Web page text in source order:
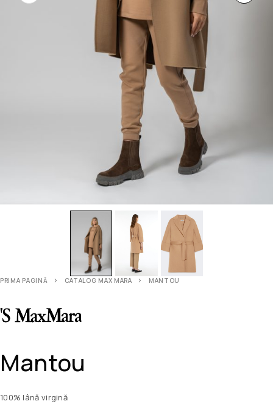
PRIMA PAGINĂ CATALOG MAX MARA MANTOU
Mantou
100% lână virgină